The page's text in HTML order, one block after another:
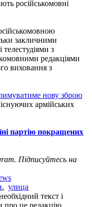
російськомовні
закличними
з
редакціями
виховання з
нову зброю
армійських
партію покращених
Підписуйтесь на
, улица
текст і
про це редакцію.